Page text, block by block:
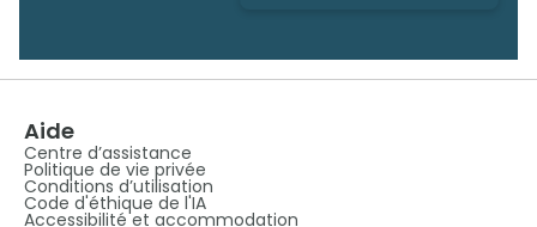
Aide
Centre d’assistance
Politique de vie privée
Conditions d’utilisation
Code d'éthique de l'IA
Accessibilité et accommodation